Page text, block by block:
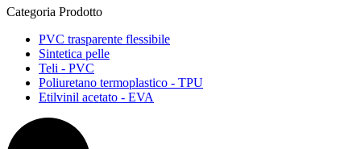
Categoria Prodotto
PVC trasparente flessibile
Sintetica pelle
Teli - PVC
Poliuretano termoplastico - TPU
Etilvinil acetato - EVA